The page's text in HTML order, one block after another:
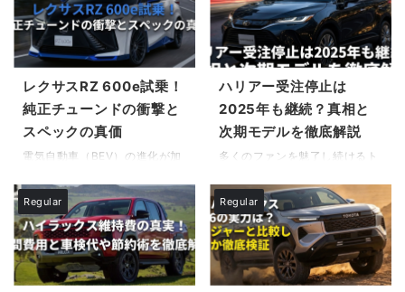
ル車やコンパクトカーに乗って
いた方にとっては、ハ ...
のは、これだけのビッグネーム
であれば当然のことです。 また
...
いと考えているのではないでし
ょうか。特に、環境性能とパワ
ーを両立したプラグインハイブ
リッドモデル（PHEV）が、実
際の生活でどれだけ使えるのか
は気になるところです。 正直な
ところ、カタログスペックだけ
では見えてこない「リアルな使
い勝手」があります。私自身、
時には家族から「荷物が載らな
い」と不満を言われたり、タッ
チパネルの操作に戸惑い高速道
路で冷や汗をかいたりした ...
ついて、疑問解決としてS400h
が安い理由は何ですかという問
いに真正面から向き合います。
新車時には1000万円を超えて
いたこの車が、なぜこれほど手
頃な価格になっているのか。そ
の背景にある高級車特有の急激
な値落ちと供給過多の影響を詳
しく解説します。 また、購入後
S400ハイブリッドの燃費はど
うなのかという点や、オーナー
予備軍が最も警戒する懸念され
るS400hハイブリッ ...
レクサスRZ 600e試乗！
純正チューンドの衝撃と
スペックの真価
電気自動車（BEV）の進化が加
環境性能だけでなく、単なる移
動手段を超えた「熱狂」を求め
るドライバーに向けた一台がつ
いに登場しました。市場には多
くのEVが溢れ始めていますが、
心の底から湧き上がるようなド
ハリアー受注停止は
2025年も継続？真相と
次期モデルを徹底解説
多くのファンを魅了し続けるト
検討している方々の間では不安
の声が広がっています。ハリア
ー受注停止2025の真相と市場
動向に関する情報が錯綜し、い
つ手に入るのかが見通せない状
況が続いているからです。 特
Regular Regular